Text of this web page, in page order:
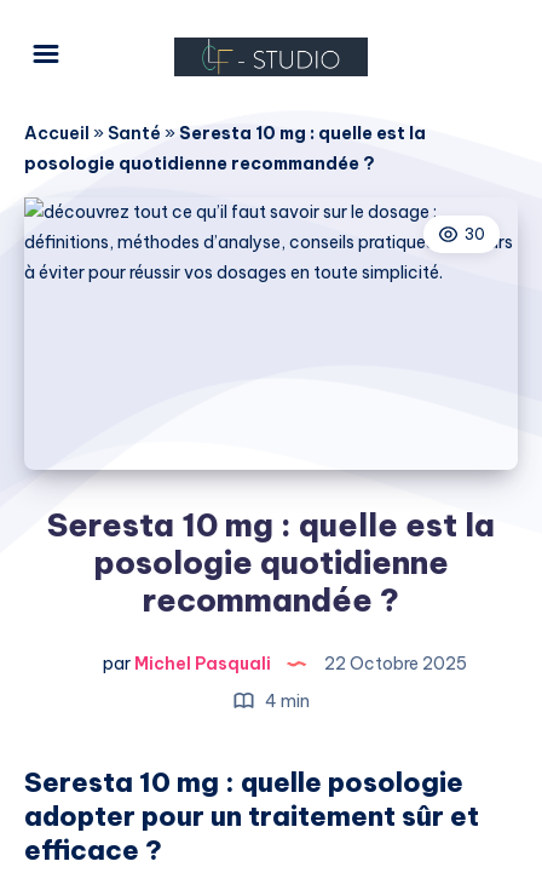
Accueil » Santé »Seresta 10 mg : quelle est la
posologie quotidienne recommandée ?
30
Seresta 10 mg : quelle est la
posologie quotidienne
recommandée ?
par Michel Pasquali
22 Octobre 2025
4 min
Seresta 10 mg : quelle posologie
adopter pour un traitement sûr et
efficace ?